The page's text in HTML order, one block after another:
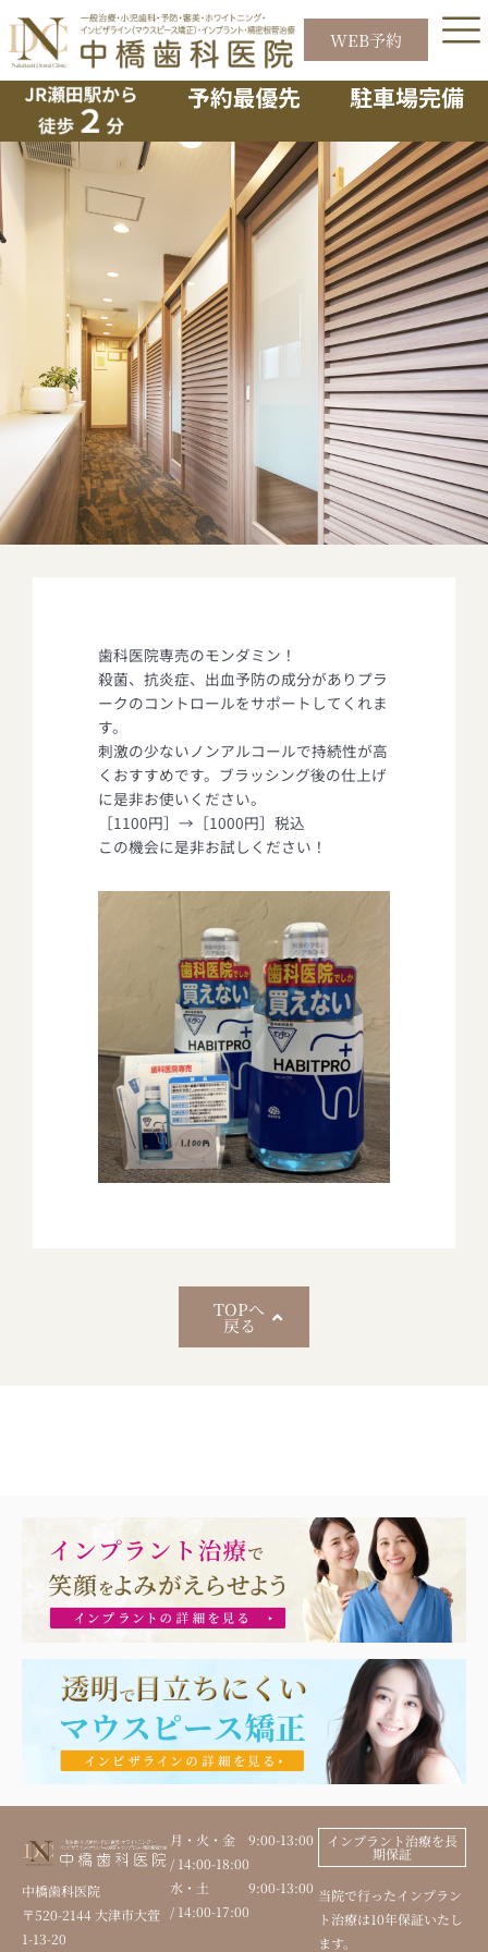
を
ス
WEB予約
5月キャンペーンのお知らせ
歯科医院専売のモンダミン！
殺菌、抗炎症、出血予防の成分がありプラ
ークのコントロールをサポートしてくれま
す。
刺激の少ないノンアルコールで持続性が高
くおすすめです。ブラッシング後の仕上げ
に是非お使いください。
［1100円］→［1000円］税込
この機会に是非お試しください！
TOPへ
戻る
中橋歯科医院
〒520-2144 大津市大萱
1-13-20
月・火・金 9:00-13:00
/ 14:00-18:00
水・土 9:00-13:00
/ 14:00-17:00
インプラント治療を長
期保証
当院で行ったインプラン
ト治療は10年保証いたし
ます。